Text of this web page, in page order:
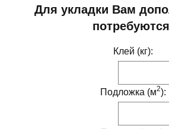
Для укладки Вам
Клей (кг):
Подложка (м2):